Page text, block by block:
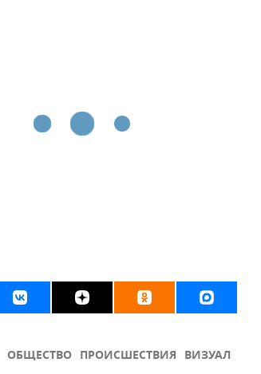
ОБЩЕСТВО ПРОИСШЕСТВИЯ ВИЗУАЛ